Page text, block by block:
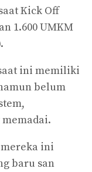
Kick Off
1.600 UMKM
ini memiliki
belum
mereka ini
baru san